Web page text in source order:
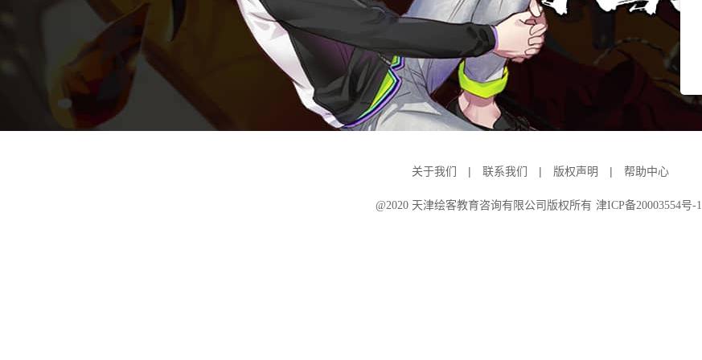
关于我们 | 联系我们 | 版权声明 | 帮助中心
@2020 天津绘客教育咨询有限公司版权所有 津ICP备20003554号-1